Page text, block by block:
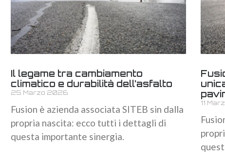
Il legame tra cambiamento
climatico e durabilità dell’asfalto
25 Marzo 2026
Fusion è azienda associata SITEB sin dalla
propria nascita: ecco tutti i dettagli di
questa importante sinergia.
11